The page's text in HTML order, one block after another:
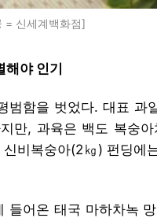
= 신세계백화점]
야 인기
범함을 벗었다. 대표 과
만, 과육은 백도 복숭
신비복숭아(2㎏) 펀딩
들어온 태국 마하차녹